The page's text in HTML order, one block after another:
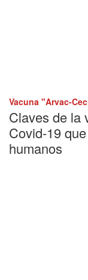
Vacuna "Arvac-
Claves de la
Covid-19
humanos